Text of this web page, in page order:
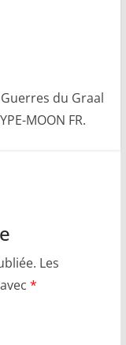
du Graal
MOON FR.
Les
*